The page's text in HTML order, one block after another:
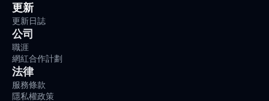
更新
更新日誌
公司
職涯
網紅合作計劃
法律
服務條款
隱私權政策